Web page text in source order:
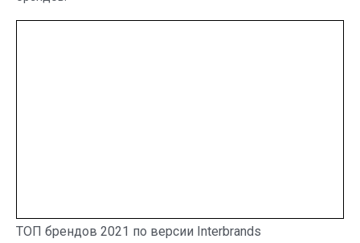
ТОП брендов 2021 по версии Interbrands